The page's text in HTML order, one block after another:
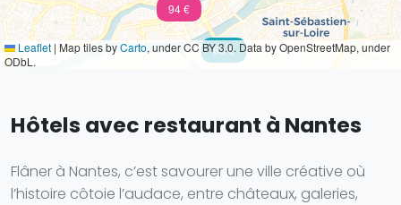
94 €
68 €
Leaflet | Map tiles byCarto, under CC BY 3.0. Data by OpenStreetMap, under
ODbL.
Hôtels avec restaurant à Nantes
Flâner à Nantes, c’est savourer une ville créative où
l’histoire côtoie l’audace, entre châteaux, galeries,